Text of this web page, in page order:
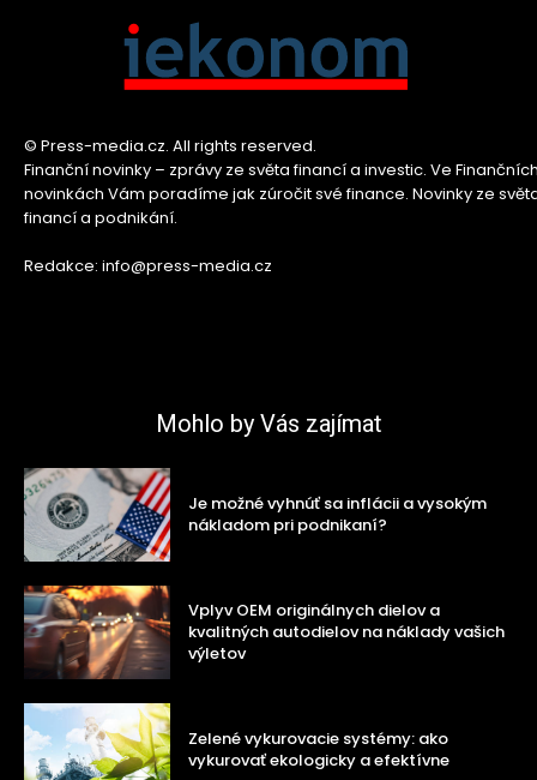
© Press-media.cz. All rights reserved.
Finanční novinky – zprávy ze světa financí a investic. Ve
novinkách Vám poradíme jak zúročit své finance. Novinky ze
financí a podnikání.
Redakce: info@press-media.cz
Mohlo by Vás zajímat
Je možné vyhnúť sa inflácii a vysokým
nákladom pri podnikaní?
Vplyv OEM originálnych dielov a
kvalitných autodielov na náklady vašich
výletov
Zelené vykurovacie systémy: ako
vykurovať ekologicky a efektívne